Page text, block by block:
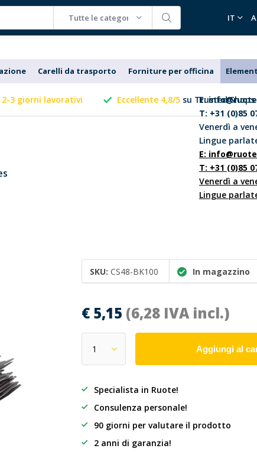
Tutte le categorie IT
Carelli da trasporto Forniture per officina
2-3 giorni lavorativi Eccellente 4,8/5 su Trusted Shops
E:
T: +31 (0)85
Venerdì a
Lingue
E:
T: +31 (0)85
Venerdì a
Lingue
SKU: CS48-BK100 In magazzino
€ 5,15 (6,28 IVA incl.)
Aggiungi al
Specialista in Ruote!
Consulenza personale!
90 giorni per valutare il prodotto
2 anni di garanzia!